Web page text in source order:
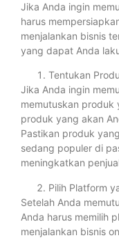
Jika Anda ingin
harus
menjalankan bisnis
yang dapat Anda
Tentukan
Jika Anda ingin
memutuskan produk
produk yang akan
Pastikan produk
sedang populer di
meningkatkan
Pilih Platform
Setelah Anda
Anda harus memilih
menjalankan bisnis